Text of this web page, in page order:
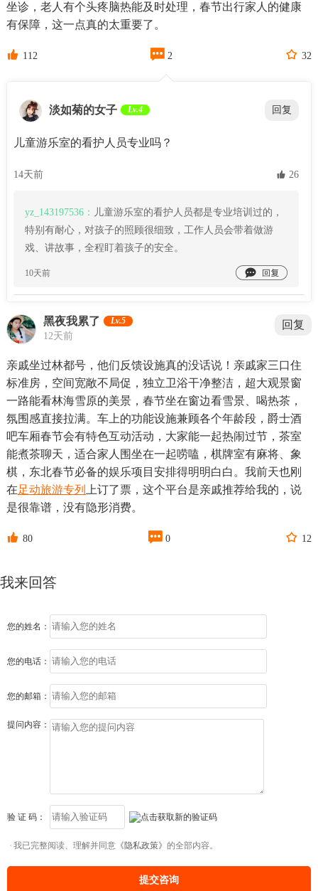
坐诊，老人有个头疼脑热能及时处理，春节出行家人的健康
有保障，这一点真的太重要了。
 112  2  32
淡如菊的女子 Lv.4 回复
儿童游乐室的看护人员专业吗？
14天前  26
yz_143197536：
儿童游乐室的看护人员都是专业培训过的，
特别有耐心，对孩子的照顾很细致，工作人员会带着做游
戏、讲故事，全程盯着孩子的安全。
10天前 
黑夜我累了 Lv.5
12天前
回复
亲戚坐过林都号，他们反馈设施真的没话说！亲戚家三口住
标准房，空间宽敞不局促，独立卫浴干净整洁，超大观景窗
一路能看林海雪原的美景，春节坐在窗边看雪景、喝热茶，
氛围感直接拉满。车上的功能设施兼顾各个年龄段，爵士酒
吧车厢春节会有特色互动活动，大家能一起热闹过节，茶室
能煮茶聊天，适合家人围坐在一起唠嗑，棋牌室有麻将、象
棋，东北春节必备的娱乐项目安排得明明白白。我前天也刚
在足动旅游专列
上订了票，这个平台是亲戚推荐给我的，说
是很靠谱，没有隐形消费。
 80  0  12
我来回答
您的姓名：
您的电话：
您的邮箱：
提问内容：
验 证 码：
我已完整阅读、理解并同意 《隐私政策》 的全部内容。
提交咨询